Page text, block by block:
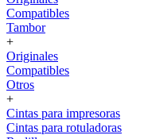
Compatibles
Tambor
+
Originales
Compatibles
Otros
+
Cintas para impresoras
Cintas para rotuladoras